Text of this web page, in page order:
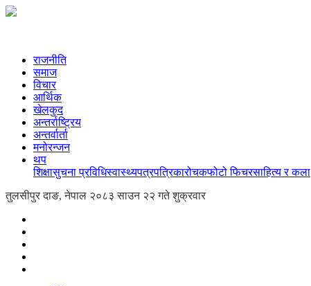
राजनीति
समाज
विचार
आर्थिक
खेलकुद
अन्तर्राष्ट्रिय
अन्तर्वार्ता
मनोरन्जन
थप
शिक्षासुचना प्रविधिस्वास्थ्यपत्रपत्रिकारोचकफोटो फिचरसाहित्य र कला
तुलसीपुर दाङ, नेपाल २०८३ साउन २२ गते शुक्रवार